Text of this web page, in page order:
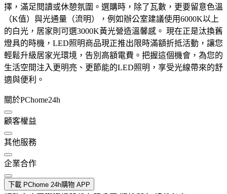
擇，滿足閱讀或休憩氛圍。選購時，除了瓦數，更要留意色溫
（K值）與光通量（流明），例如辦公室建議使用6000K以上
的白光，居家則可選3000K黃光營造溫馨感。 現在正是汰換舊
燈具的時機，LED照明商品現正推出限時滿額折抵活動，讓您
輕鬆升級居家光環境，告別高額電費。把握這個機會，為您的
生活空間注入更明亮、更節能的LED照明，享受光線帶來的舒
適與便利。
關於PChome24h
顧客權益
其他服務
企業合作
下載 PChome 24h購物 APP